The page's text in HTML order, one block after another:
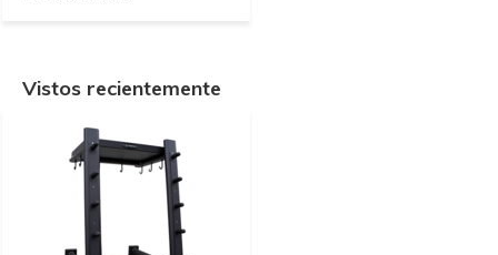
Vistos recientemente